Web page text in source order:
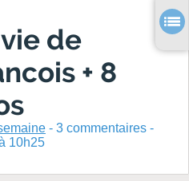
de
+ 8
- 3 commentaires -
10h25